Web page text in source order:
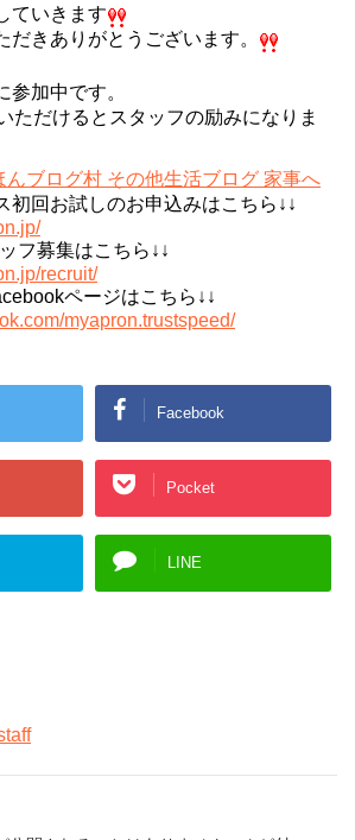
ていきます
だきありがとうございます。
参加中です。
ただけるとスタッフの励みになりま
初回お試しのお申込みはこちら↓↓
フ募集はこちら↓↓
recruit/
ページはこちら↓↓
myapron.trustspeed/
Facebook
Pocket
LINE